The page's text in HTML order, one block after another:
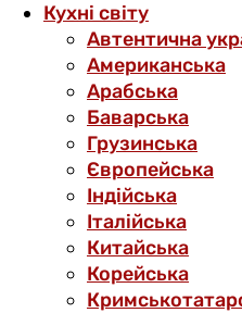
Кухні світу
Автентична
Американська
Арабська
Баварська
Грузинська
Європейська
Індійська
Італійська
Китайська
Корейська